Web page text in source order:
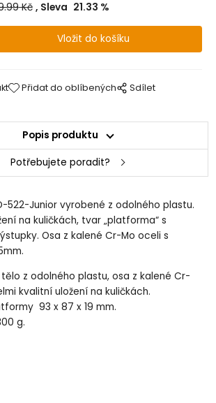
Kč Sleva 21.33 %
Přidat do oblíbených Sdílet
Popis produktu
Potřebujete poradit?
522-Junior vyrobené z odolného plastu.
na kuličkách, tvar „platforma“ s
Osa z kalené Cr-Mo oceli s
z odolného plastu, osa z kalené Cr-
kvalitní uložení na kuličkách.
93 x 87 x 19 mm.
g.